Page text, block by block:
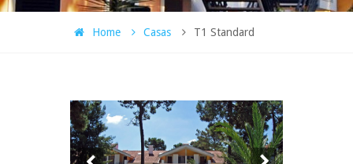
Home Casas T1 Standard